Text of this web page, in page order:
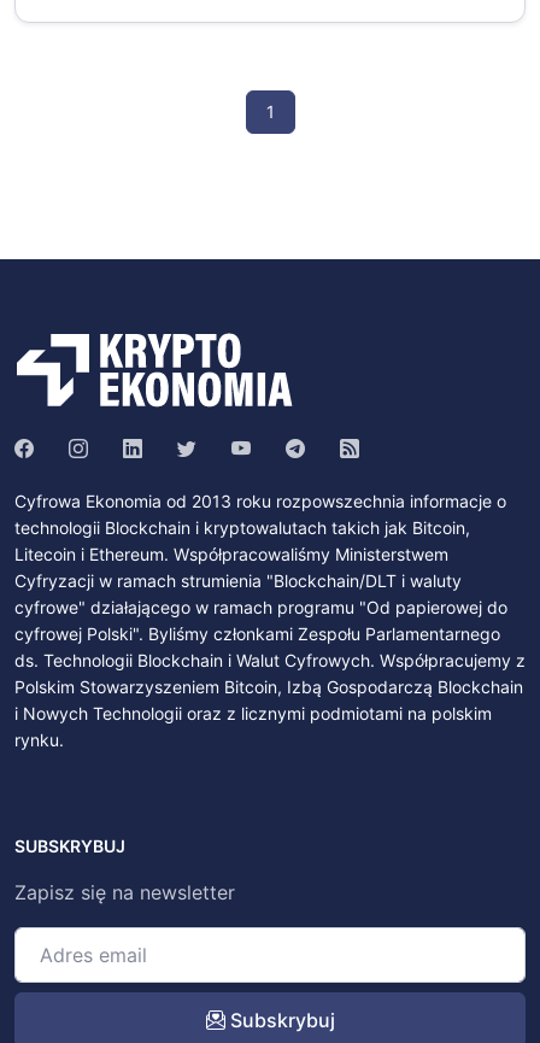
1
Cyfrowa Ekonomia od 2013 roku rozpowszechnia informacje o
technologii Blockchain i kryptowalutach takich jak Bitcoin,
Litecoin i Ethereum. Współpracowaliśmy Ministerstwem
Cyfryzacji w ramach strumienia "Blockchain/DLT i waluty
cyfrowe" działającego w ramach programu "Od papierowej do
cyfrowej Polski". Byliśmy członkami Zespołu Parlamentarnego
ds. Technologii Blockchain i Walut Cyfrowych. Współpracujemy z
Polskim Stowarzyszeniem Bitcoin, Izbą Gospodarczą Blockchain
i Nowych Technologii oraz z licznymi podmiotami na polskim
rynku.
SUBSKRYBUJ
Zapisz się na newsletter
Subskrybuj